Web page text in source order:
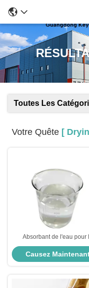
Toutes Les
Votre Quête [
Absorbant de l'eau pour
séchage Agent
100 Contenu efficace
Causez